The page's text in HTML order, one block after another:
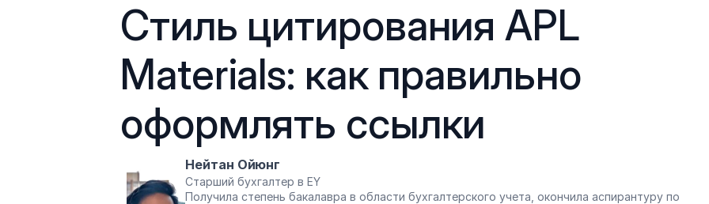
Стиль цитирования APL
Materials: как правильно
оформлять ссылки
Нейтан Ойюнг
Старший бухгалтер в EY
Получила степень бакалавра в области бухгалтерского учета, окончила аспирантуру по